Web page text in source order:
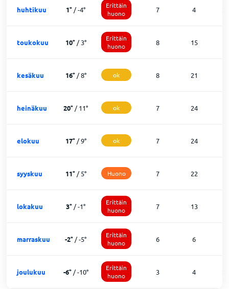
huhtikuu 1° /-4°
Erittäin
huono
7 4
toukokuu 10°/3°
Erittäin
huono
8 15
kesäkuu 16°/8° ok 8 21
heinäkuu 20° /11° ok 7 24
elokuu 17°/9° ok 7 24
syyskuu 11°/5° Huono 7 22
lokakuu 3° /-1°
Erittäin
huono
7 13
marraskuu -2° /-5°
Erittäin
huono
6 6
joulukuu -6°/-10°
Erittäin
huono
3 4